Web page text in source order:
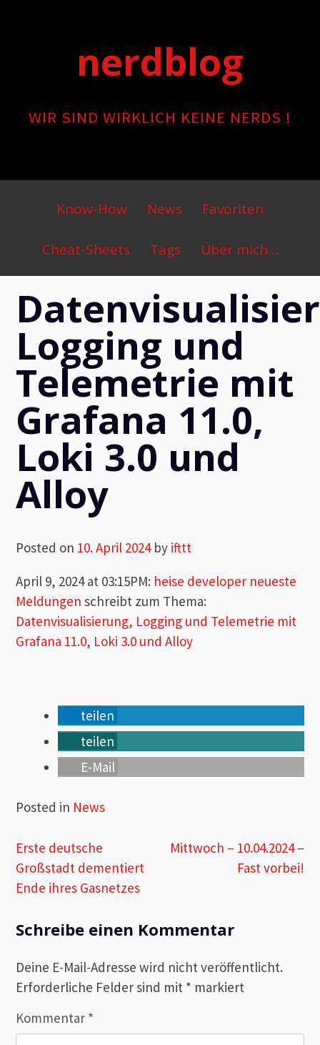
nerdblog
WIR SIND WIRKLICH KEINE NERDS !
Primary
Menu
Know-How News Favoriten
Cheat-Sheets Tags Über mich…
Logging und
Telemetrie mit
Grafana 11.0,
Loki 3.0 und
Alloy
Posted on 10. April 2024by ifttt
April 9, 2024 at 03:15PM: heise developer neueste
Meldungen schreibt zum Thema:
Datenvisualisierung, Logging und Telemetrie mit
Grafana 11.0, Loki 3.0 und Alloy
teilen
teilen
E-Mail
Posted in News
Beitragsnavigation
Erste deutsche
Großstadt dementiert
Ende ihres Gasnetzes
Mittwoch – 10.04.2024 –
Fast vorbei!
Schreibe einen Kommentar
Deine E-Mail-Adresse wird nicht veröffentlicht.
Erforderliche Felder sind mit * markiert
Kommentar *